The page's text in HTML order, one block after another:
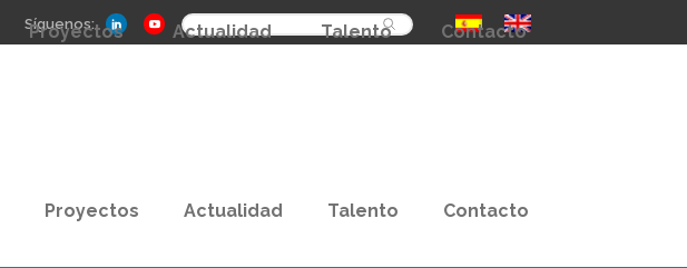
Síguenos: Buscar
Proyectos Actualidad Talento Contacto
Proyectos Actualidad Talento Contacto